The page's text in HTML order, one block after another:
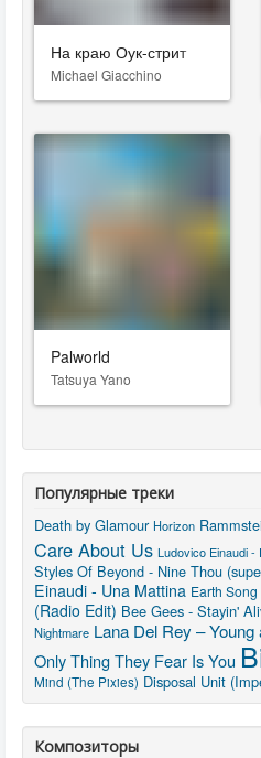
На краю Оук-стрит
Michael Giacchino
Palworld
Tatsuya Yano
Популярные треки
Death by Glamour Horizon
Care About Us Ludovico Einaudi -
Styles Of Beyond - Nine Thou
Einaudi - Una Mattina Earth Song
(Radio Edit) Bee Gees - Stayin'
Nightmare Lana Del Rey – Young
Only Thing They Fear Is You
Mind (The Pixies) Disposal Unit
Композиторы